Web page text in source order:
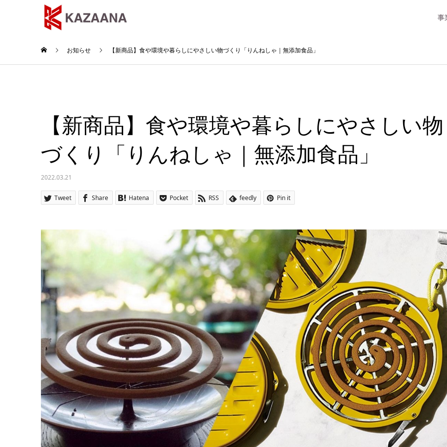
事
お知らせ 【新商品】食や環境や暮らしにやさしい物づくり「りんねしゃ｜無添加食品」
【新商品】食や環境や暮らしにやさしい物
づくり「りんねしゃ｜無添加食品」
2022.03.21
Tweet Share Hatena Pocket RSS feedly Pin it